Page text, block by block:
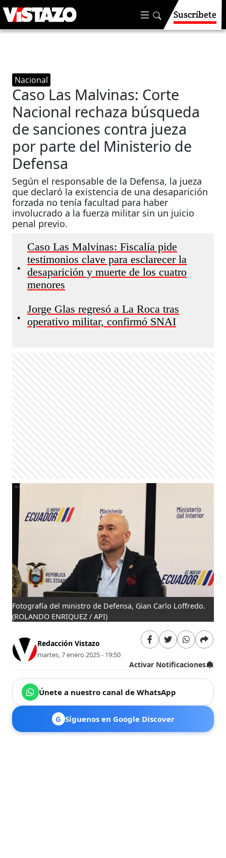
Suscríbete
Nacional
Caso Las Malvinas: Corte
Nacional rechaza búsqueda
de sanciones contra jueza
por parte del Ministerio de
Defensa
Según el responsable de la Defensa, la jueza
que declaró la existencia de una desaparición
forzada no tenía facultad para haber
involucrado a la fuerza militar sin un juicio
penal previo.
•
Caso Las Malvinas: Fiscalía pide
testimonios clave para esclarecer la
desaparición y muerte de los cuatro
menores
•
Jorge Glas regresó a La Roca tras
operativo militar, confirmó SNAI
Fotografía del ministro de Defensa, Gian Carlo Loffredo.
(ROLANDO ENRIQUEZ / API)
Redacción Vistazo
martes, 7 enero 2025 - 19:50
Activar Notificaciones
Únete a nuestro canal de WhatsApp
G Síguenos en Google Discover